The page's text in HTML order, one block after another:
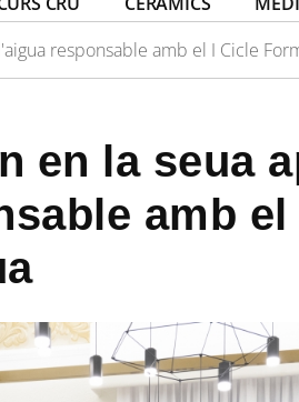
responsable amb el I Cicle
en la seua
amb